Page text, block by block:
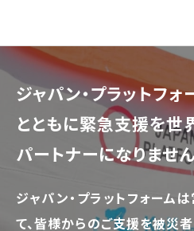
ジャパン・プラットフォ
とともに緊急支援を世
パートナーになりませ
ジャパン・プラットフォーム
て、皆様からのご支援を被災